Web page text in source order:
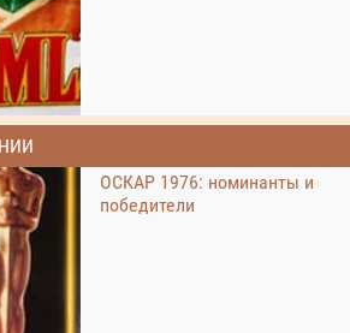
ОСКАР 1976: номинанты и
победители